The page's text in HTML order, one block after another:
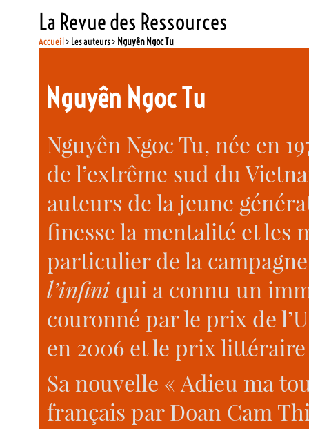
La Revue des Ressources
Accueil> Les auteurs > Nguyên Ngoc Tu
Nguyên Ngoc Tu
Nguyên Ngoc Tu, née en
de l’extrême sud du
auteurs de la jeune
finesse la mentalité et les
particulier de la
l’infiniqui a connu un
couronné par le prix de
en 2006 et le prix littéraire
Sa nouvelle « Adieu ma
français par Doan Cam